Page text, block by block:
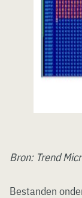
Bron: Trend
Bestanden